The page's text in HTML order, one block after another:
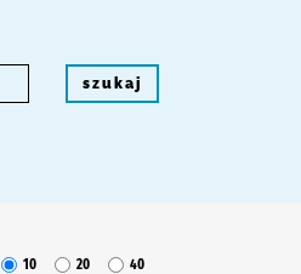
szukaj
10 20 40